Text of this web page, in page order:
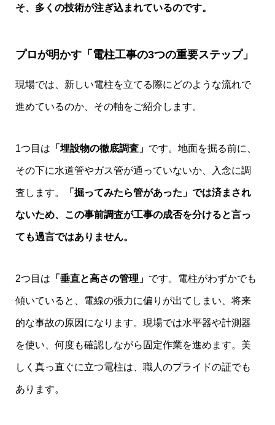
そ、多くの技術が注ぎ込まれているのです。
プロが明かす「電柱工事の3つの重要ステップ」
現場では、新しい電柱を立てる際にどのような流れで
進めているのか、その軸をご紹介します。
1つ目は 「埋設物の徹底調査」 です。地面を掘る前に、
その下に水道管やガス管が通っていないか、入念に調
査します。 「掘ってみたら管があった」では済まされ
ないため、この事前調査が工事の成否を分けると言っ
ても過言ではありません。
2つ目は 「垂直と高さの管理」 です。電柱がわずかでも
傾いていると、電線の張力に偏りが出てしまい、将来
的な事故の原因になります。現場では水平器や計測器
を使い、何度も確認しながら固定作業を進めます。美
しく真っ直ぐに立つ電柱は、職人のプライドの証でも
あります。